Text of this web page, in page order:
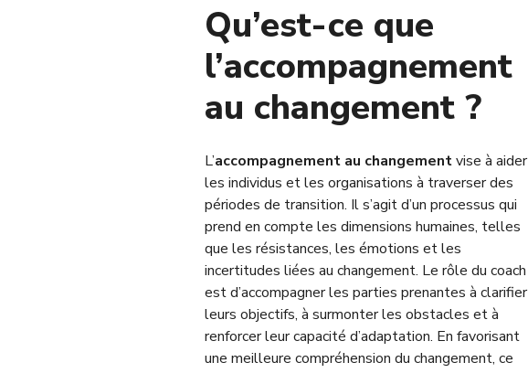
Qu’est-ce que
l’accompagnement
au changement ?
L’accompagnement au changementvise à aider
les individus et les organisations à traverser des
périodes de transition. Il s’agit d’un processus qui
prend en compte les dimensions humaines, telles
que les résistances, les émotions et les
incertitudes liées au changement. Le rôle du coach
est d’accompagner les parties prenantes à clarifier
leurs objectifs, à surmonter les obstacles et à
renforcer leur capacité d’adaptation. En favorisant
une meilleure compréhension du changement, ce